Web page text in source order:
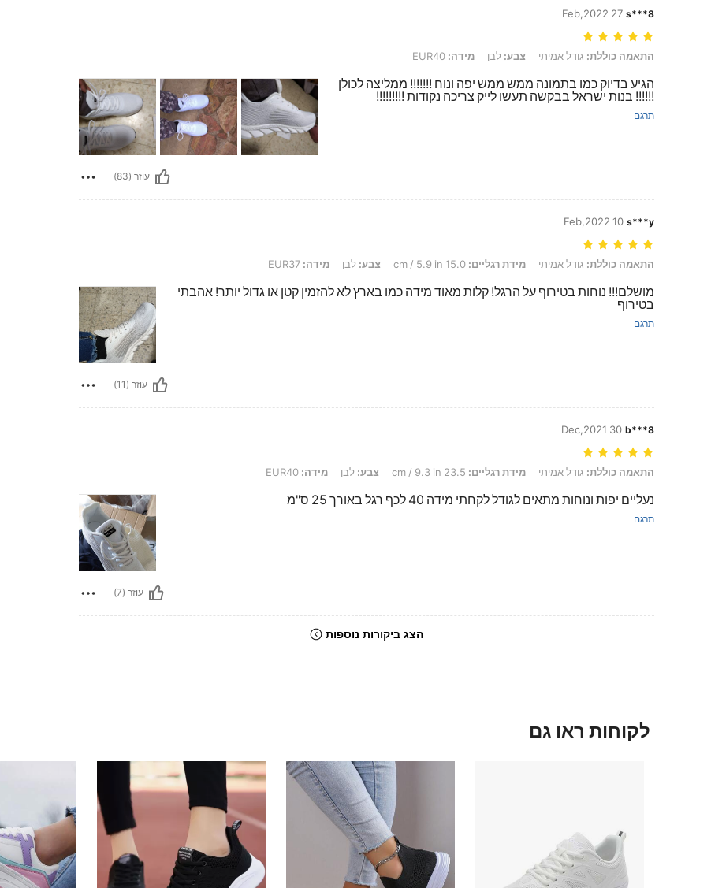
s***8
27 Feb,2022
התאמה כוללת: גודל אמיתי, צבע: לבן, מידה: EUR40
התאמה כוללת: גודל אמיתי צבע: לבן מידה:
הגיע בדיוק כמו בתמונה ממש ממש יפה ונוח !!!!!!! ממליצה לכולן
!!!!!! בנות ישראל בבקשה תעשו לייק צריכה נקודות !!!!!!!!!
תרגם
עוזר (83)
s***y
10 Feb,2022
התאמה כוללת: גודל אמיתי, מידת רגליים: 15.0 cm / 5.9 in, צבע: לבן, מידה: EUR37
התאמה כוללת: גודל אמיתי מידת רגליים: צבע: לבן מידה:
מושלם!!! נוחות בטירוף על הרגל! קלות מאוד מידה כמו בארץ לא להזמין קטן או גדול יותר! אהבתי
בטירוף
תרגם
עוזר (11)
b***8
30 Dec,2021
התאמה כוללת: גודל אמיתי, מידת רגליים: 23.5 cm / 9.3 in, צבע: לבן, מידה: EUR40
התאמה כוללת: גודל אמיתי מידת רגליים: צבע: לבן מידה:
נעליים יפות ונוחות מתאים לגודל לקחתי מידה 40 לכף רגל באורך 25 ס"מ
תרגם
עוזר (7)
הצג ביקורות נוספות
לקוחות ראו גם